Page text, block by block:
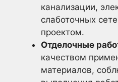
канализации,
слаботочных
проектом.
Отделочные
качеством
материалов,